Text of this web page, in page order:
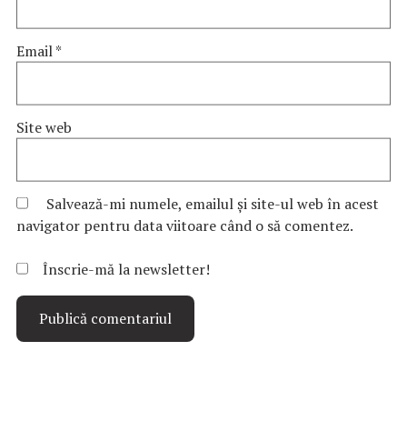
Email*
Site web
Salvează-mi numele, emailul și site-ul web în acest
navigator pentru data viitoare când o să comentez.
Înscrie-mă la newsletter!